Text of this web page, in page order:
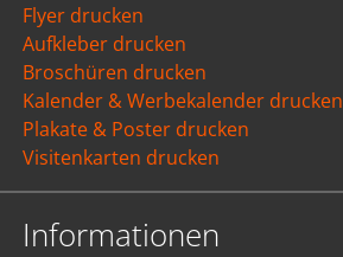
Flyer drucken
Aufkleber drucken
Broschüren drucken
Kalender & Werbekalender drucken
Plakate & Poster drucken
Visitenkarten drucken
Informationen